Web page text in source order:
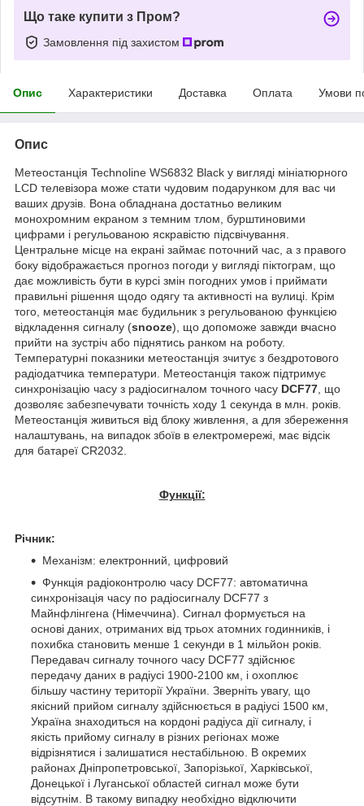
Що таке купити з Пром?
Замовлення під захистом
Опис Характеристики Доставка Оплата Умови
Опис
Метеостанція Technoline WS6832 Black у вигляді мініатюрного
LCD телевізора може стати чудовим подарунком для вас чи
ваших друзів. Вона обладнана достатньо великим
монохромним екраном з темним тлом, бурштиновими
цифрами і регульованою яскравістю підсвічування.
Центральне місце на екрані займає поточний час, а з правого
боку відображається прогноз погоди у вигляді піктограм, що
дає можливість бути в курсі змін погодних умов і приймати
правильні рішення щодо одягу та активності на вулиці. Крім
того, метеостанція має будильник з регульованою функцією
відкладення сигналу (snooze), що допоможе завжди вчасно
прийти на зустріч або піднятись ранком на роботу.
Температурні показники метеостанція зчитує з бездротового
радіодатчика температури. Метеостанція також підтримує
синхронізацію часу з радіосигналом точного часу DCF77 , що
дозволяє забезпечувати точність ходу 1 секунда в млн. років.
Метеостанція живиться від блоку живлення, а для збереження
налаштувань, на випадок збоїв в електромережі, має відсік
для батареї CR2032.
Функції:
Річник:
Механізм: електронний, цифровий
Функція радіоконтролю часу DCF77: автоматична
синхронізація часу по радіосигналу DCF77 з
Майнфлінгена (Німеччина). Сигнал формується на
основі даних, отриманих від трьох атомних годинників, і
похибка становить менше 1 секунди в 1 мільйон років.
Передавач сигналу точного часу DCF77 здійснює
передачу даних в радіусі 1900-2100 км, і охоплює
більшу частину території України. Зверніть увагу, що
якісний прийом сигналу здійснюється в радіусі 1500 км,
Україна знаходиться на кордоні радіуса дії сигналу, і
якість прийому сигналу в різних регіонах може
відрізнятися і залишатися нестабільною. В окремих
районах Дніпропетровської, Запорізької, Харківської,
Донецької і Луганської областей сигнал може бути
відсутнім. В такому випадку необхідно відключити